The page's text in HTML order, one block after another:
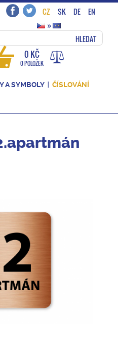
CZ SK DE
EN
»
HLEDAT
0 KČ
0 POLOŽEK
A SYMBOLY
ČÍSLOVÁNÍ